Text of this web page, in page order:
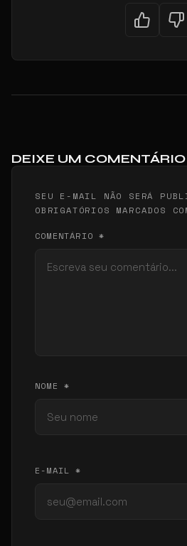
DEIXE UM COMENTÁRIO
SEU E-MAIL NÃO SERÁ
OBRIGATÓRIOS MARCADOS
COMENTÁRIO *
NOME *
E-MAIL *